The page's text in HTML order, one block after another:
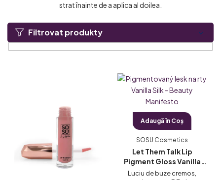
strat înainte de a aplica al doilea.
Filtrovat produkty
Let Them Talk Lip
Pigment Gloss Vanilla
Silk
SOSU Cosmetics
Adaugă în Coş
Luciu de buze cremos,